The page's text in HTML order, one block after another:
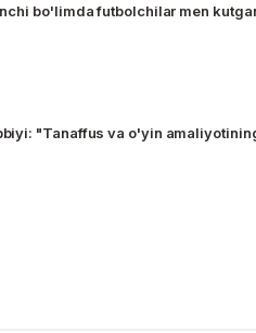
bo'limda futbolchilar men
"Tanaffus va o'yin